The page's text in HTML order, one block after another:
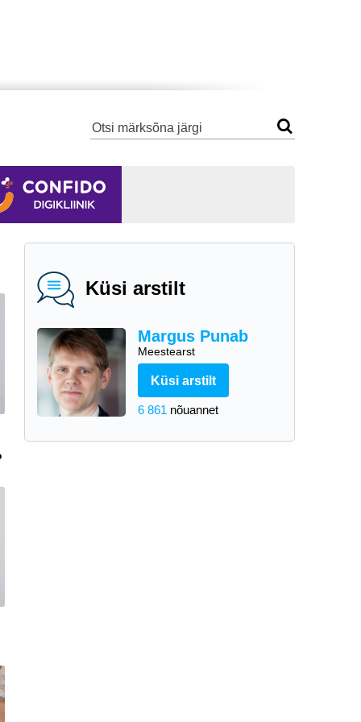
Küsi arstilt
Margus Punab
Meestearst
Küsi arstilt
6 861 nõuannet